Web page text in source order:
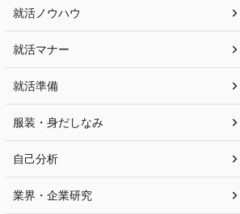
就活ノウハウ
就活マナー
就活準備
服装・身だしなみ
自己分析
業界・企業研究